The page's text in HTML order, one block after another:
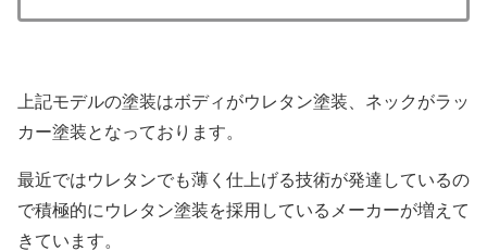
上記モデルの塗装はボディがウレタン塗装、ネックがラッ
カー塗装となっております。
最近ではウレタンでも薄く仕上げる技術が発達しているの
で積極的にウレタン塗装を採用しているメーカーが増えて
きています。